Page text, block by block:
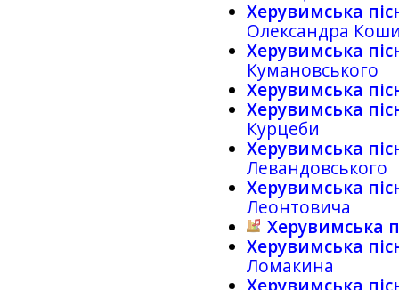
Херувимська
Олександра
Херувимська
Кумановського
Херувимська
Херувимська
Курцеби
Херувимська
Левандовського
Херувимська
Леонтовича
Херувимська
Херувимська
Ломакина